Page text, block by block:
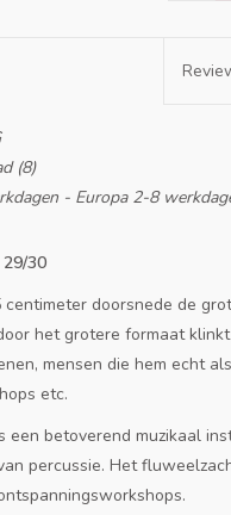
(8)
- Europa 2-8
29/30
centimeter doorsnede de
het grotere formaat
mensen die hem echt
etc.
een betoverend muzikaal
percussie. Het